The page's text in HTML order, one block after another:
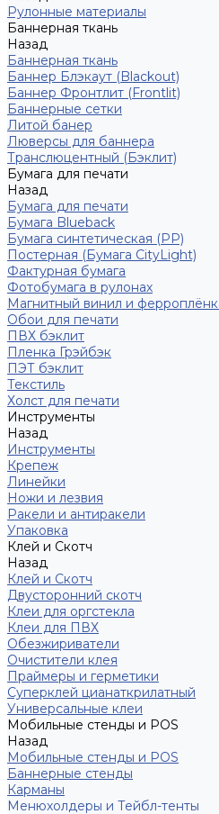
Рулонные материалы
Баннерная ткань
Назад
Баннерная ткань
Баннер Блэкаут (Blackout)
Баннер Фронтлит (Frontlit)
Баннерные сетки
Литой банер
Люверсы для баннера
Транслюцентный (Бэклит)
Бумага для печати
Назад
Бумага для печати
Бумага Blueback
Бумага синтетическая (PP)
Постерная (Бумага CityLight)
Фактурная бумага
Фотобумага в рулонах
Магнитный винил и
Обои для печати
ПВХ бэклит
Пленка Грэйбэк
ПЭТ бэклит
Текстиль
Холст для печати
Инструменты
Назад
Инструменты
Крепеж
Линейки
Ножи и лезвия
Ракели и антиракели
Упаковка
Клей и Скотч
Назад
Клей и Скотч
Двусторонний скотч
Клеи для оргстекла
Клеи для ПВХ
Обезжириватели
Очистители клея
Праймеры и герметики
Суперклей цианаткрилатный
Универсальные клеи
Мобильные стенды и POS
Назад
Мобильные стенды и POS
Баннерные стенды
Карманы
Менюхолдеры и Тейбл-тенты